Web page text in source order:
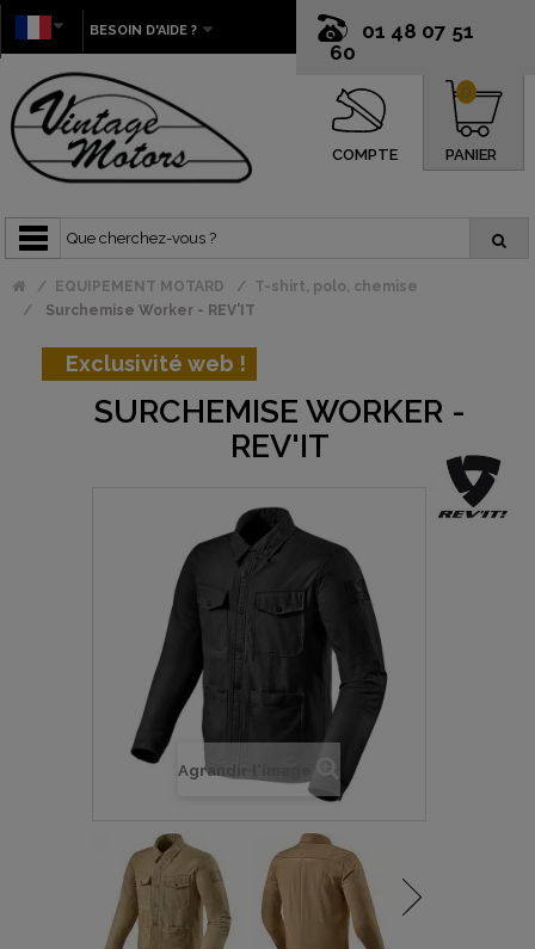
01 48 07 51
60
BESOIN D'AIDE ?
COMPTE PANIER
0
EQUIPEMENT MOTARD
T-shirt, polo, chemise
Surchemise Worker - REV'IT
Exclusivité web !
SURCHEMISE WORKER -
REV'IT
Agrandir l'image